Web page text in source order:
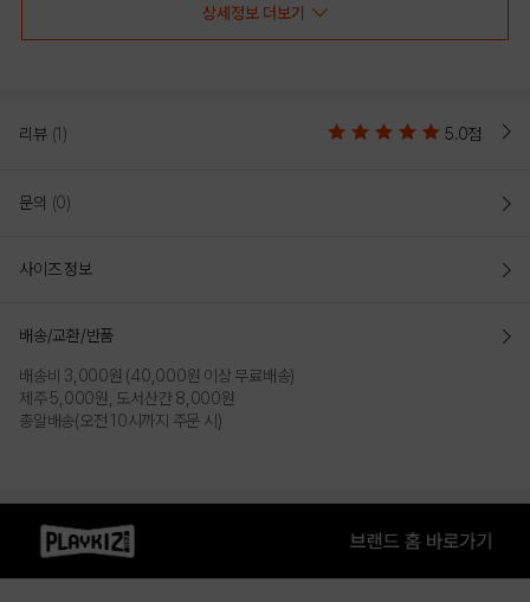
상세정보 더보기
리뷰 (1) 5.0점
문의 (0)
사이즈 정보
배송/교환/반품
배송비 3,000원 (40,000원 이상 무료배송)
제주 5,000원, 도서산간 8,000원
총알배송(오전 10시까지 주문 시)